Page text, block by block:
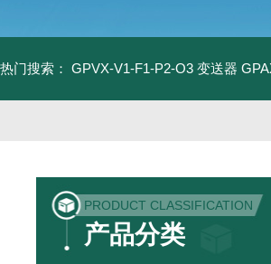
热门搜索： GPVX-V1-F1-P2-O3 变送器
PRODUCT CLASSIFICATION
产品分类